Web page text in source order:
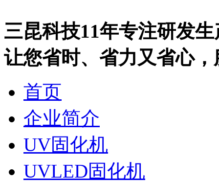
三昆科技11年专注研发
让您省时、省力又省心，
首页
企业简介
UV固化机
UVLED固化机